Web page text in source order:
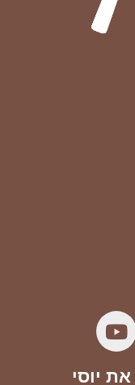
יוסי